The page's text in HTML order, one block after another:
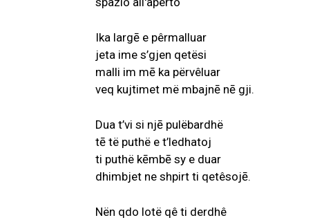
Ika largē e pêrmalluar
jeta ime s’gjen qetësi
malli im mē ka përvêluar
veq kujtimet më mbajnē nē gji.
Dua t’vi si njē pulëbardhë
tē të puthë e t’ledhatoj
ti puthë kēmbē sy e duar
dhimbjet ne shpirt ti qetêsojē.
Nën qdo lotë qê ti derdhê